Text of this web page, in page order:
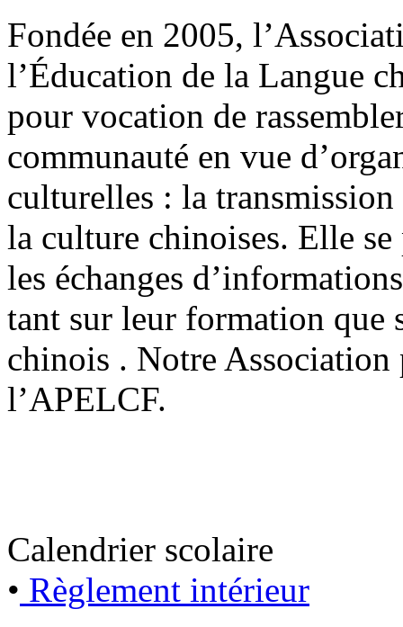
Fondée en 2005,
l’Éducation de la Langue
pour vocation de
communauté en vue
culturelles : la
la culture chinoises. Elle
les échanges
tant sur leur formation que
chinois . Notre Association
l’APELCF.
Calendrier scolaire
• Règlement intérieur